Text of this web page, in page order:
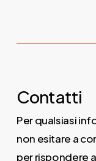
Contatti
Per qualsiasi
non esitare a
per rispondere